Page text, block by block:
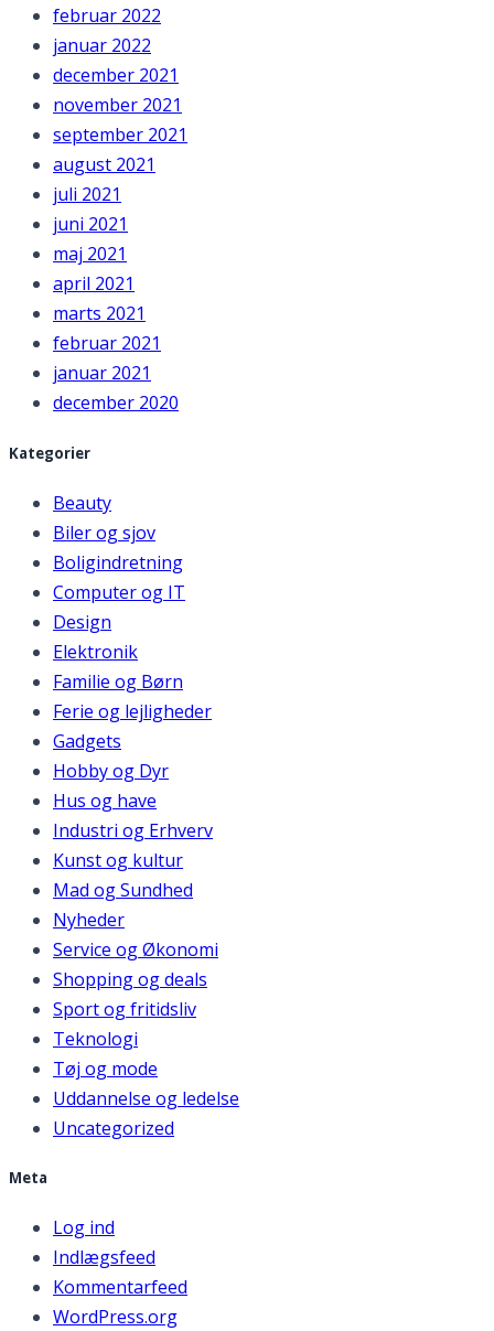
februar 2022
januar 2022
december 2021
november 2021
september 2021
august 2021
juli 2021
juni 2021
maj 2021
april 2021
marts 2021
februar 2021
januar 2021
december 2020
Kategorier
Beauty
Biler og sjov
Boligindretning
Computer og IT
Design
Elektronik
Familie og Børn
Ferie og lejligheder
Gadgets
Hobby og Dyr
Hus og have
Industri og Erhverv
Kunst og kultur
Mad og Sundhed
Nyheder
Service og Økonomi
Shopping og deals
Sport og fritidsliv
Teknologi
Tøj og mode
Uddannelse og ledelse
Uncategorized
Meta
Log ind
Indlægsfeed
Kommentarfeed
WordPress.org